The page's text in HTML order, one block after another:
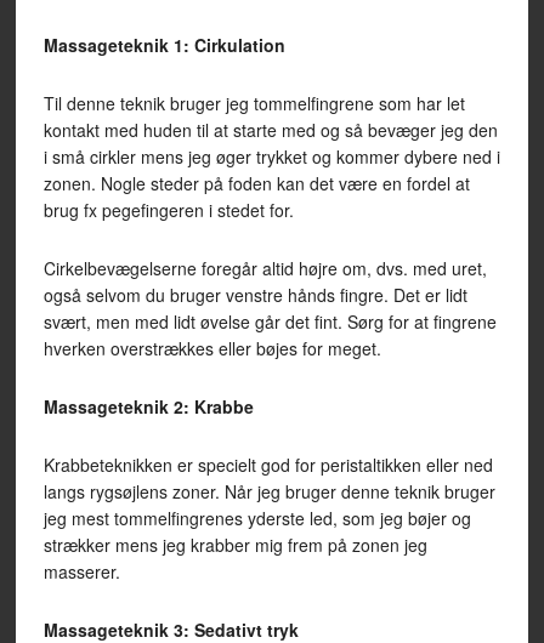
Massageteknik 1: Cirkulation
Til denne teknik bruger jeg tommelfingrene som har let
kontakt med huden til at starte med og så bevæger jeg den
i små cirkler mens jeg øger trykket og kommer dybere ned i
zonen. Nogle steder på foden kan det være en fordel at
brug fx pegefingeren i stedet for.
Cirkelbevægelserne foregår altid højre om, dvs. med uret,
også selvom du bruger venstre hånds fingre. Det er lidt
svært, men med lidt øvelse går det fint. Sørg for at fingrene
hverken overstrækkes eller bøjes for meget.
Massageteknik 2: Krabbe
Krabbeteknikken er specielt god for peristaltikken eller ned
langs rygsøjlens zoner. Når jeg bruger denne teknik bruger
jeg mest tommelfingrenes yderste led, som jeg bøjer og
strækker mens jeg krabber mig frem på zonen jeg
masserer.
Massageteknik 3: Sedativt tryk